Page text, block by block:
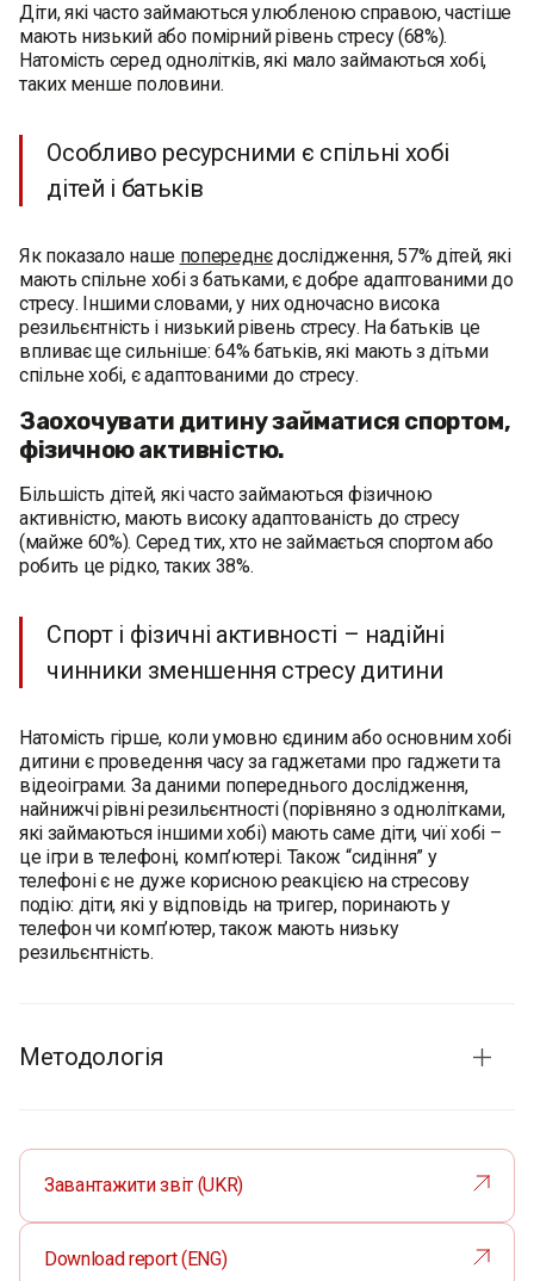
Діти, які часто займаються улюбленою справою, частіше
мають низький або помірний рівень стресу (68%).
Натомість серед однолітків, які мало займаються хобі,
таких менше половини.
Особливо ресурсними є спільні хобі
дітей і батьків
Як показало наше попереднєдослідження, 57% дітей, які
мають спільне хобі з батьками, є добре адаптованими до
стресу. Іншими словами, у них одночасно висока
резильєнтність і низький рівень стресу. На батьків це
впливає ще сильніше: 64% батьків, які мають з дітьми
спільне хобі, є адаптованими до стресу.
Заохочувати дитину займатися спортом,
фізичною активністю.
Більшість дітей, які часто займаються фізичною
активністю, мають високу адаптованість до стресу
(майже 60%). Серед тих, хто не займається спортом або
робить це рідко, таких 38%.
Спорт і фізичні активності – надійні
чинники зменшення стресу дитини
Натомість гірше, коли умовно єдиним або основним хобі
дитини є проведення часу за гаджетами про гаджети та
відеоіграми. За даними попереднього дослідження,
найнижчі рівні резильєнтності (порівняно з однолітками,
які займаються іншими хобі) мають саме діти, чиї хобі –
це ігри в телефоні, комп’ютері. Також “сидіння” у
телефоні є не дуже корисною реакцією на стресову
подію: діти, які у відповідь на тригер, поринають у
телефон чи комп’ютер, також мають низьку
резильєнтність.
Методологія
Метод опитування:CATI>CAWI (Computer-Assisted
Telephone Interview – телефонні інтерв'ю з
використанням комп'ютера, CAWI – онлайн-
опитування). На першому (CATI) етапі відбувався
контакт з батьками, які давали згоду на онлайн-
опитування дітей. На другому етапі діти проходили за
Завантажити звіт (UKR)
Download report (ENG)